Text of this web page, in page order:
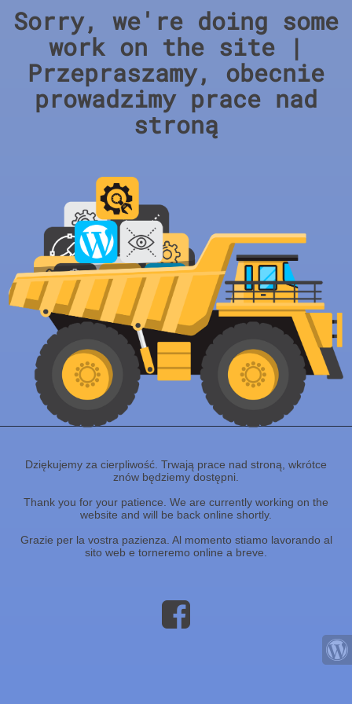
Sorry, we're doing some
work on the site |
Przepraszamy, obecnie
prowadzimy prace nad
stroną
Dziękujemy za cierpliwość. Trwają prace nad stroną, wkrótce
znów będziemy dostępni.
Thank you for your patience. We are currently working on the
website and will be back online shortly.
Grazie per la vostra pazienza. Al momento stiamo lavorando al
sito web e torneremo online a breve.